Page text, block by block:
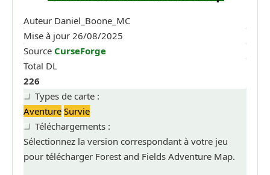
Auteur Daniel_Boone_MC
Mise à jour 26/08/2025
Source CurseForge
Total DL
226
Types de carte :
Aventure Survie
Téléchargements :
Sélectionnez la version correspondant à votre jeu
pour télécharger Forest and Fields Adventure Map.